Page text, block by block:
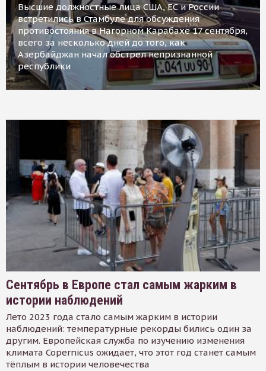
Высшие должностные лица США, ЕС и России
встретились в Стамбуле для обсуждения
противостояния в Нагорном Карабахе 17 сентября,
всего за несколько дней до того, как
Азербайджан начал обстрел непризнанной
республики
Сентябрь в Европе стал самым жарким в
истории наблюдений
Лето 2023 года стало самым жарким в истории
наблюдений: температурные рекорды бились один за
другим. Европейская служба по изучению изменения
климата Copernicus ожидает, что этот год станет самым
тёплым в истории человечества